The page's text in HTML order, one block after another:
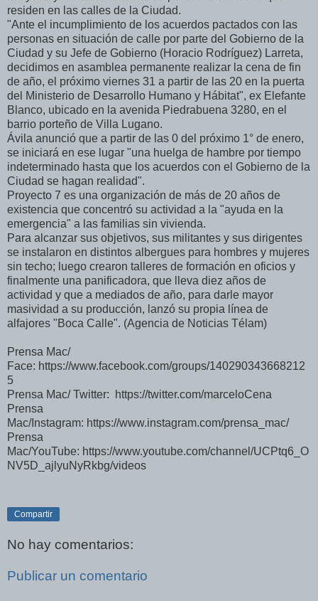
residen en las calles de la Ciudad.
"Ante el incumplimiento de los acuerdos pactados con las
personas en situación de calle por parte del Gobierno de la
Ciudad y su Jefe de Gobierno (Horacio Rodríguez) Larreta,
decidimos en asamblea permanente realizar la cena de fin
de año, el próximo viernes 31 a partir de las 20 en la puerta
del Ministerio de Desarrollo Humano y Hábitat", ex Elefante
Blanco, ubicado en la avenida Piedrabuena 3280, en el
barrio porteño de Villa Lugano.
Ávila anunció que a partir de las 0 del próximo 1° de enero,
se iniciará en ese lugar "una huelga de hambre por tiempo
indeterminado hasta que los acuerdos con el Gobierno de la
Ciudad se hagan realidad".
Proyecto 7 es una organización de más de 20 años de
existencia que concentró su actividad a la "ayuda en la
emergencia" a las familias sin vivienda.
Para alcanzar sus objetivos, sus militantes y sus dirigentes
se instalaron en distintos albergues para hombres y mujeres
sin techo; luego crearon talleres de formación en oficios y
finalmente una panificadora, que lleva diez años de
actividad y que a mediados de año, para darle mayor
masividad a su producción, lanzó su propia línea de
alfajores "Boca Calle". (Agencia de Noticias Télam)
Prensa Mac/
Face: https://www.facebook.com/groups/140290343668212
5
Prensa Mac/ Twitter: https://twitter.com/marceloCena
Prensa
Mac/Instagram: https://www.instagram.com/prensa_mac/
Prensa
Mac/YouTube: https://www.youtube.com/channel/UCPtq6_O
NV5D_ajlyuNyRkbg/videos
Compartir
No hay comentarios:
Publicar un comentario